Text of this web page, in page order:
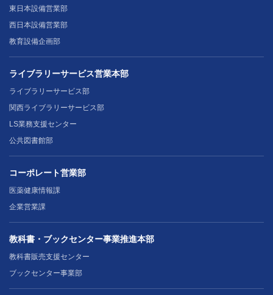
東日本設備営業部
西日本設備営業部
教育設備企画部
ライブラリーサービス営業本部
ライブラリーサービス部
関西ライブラリーサービス部
LS業務支援センター
公共図書館部
コーポレート営業部
医薬健康情報課
企業営業課
教科書・ブックセンター事業推進本部
教科書販売支援センター
ブックセンター事業部